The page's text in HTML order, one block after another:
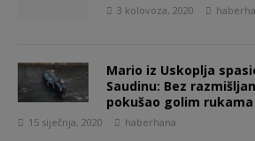
3 kolovoza, 2020
Mario iz Uskoplja
Saudinu: Bez
pokušao golim
15 siječnja, 2020 haberhana